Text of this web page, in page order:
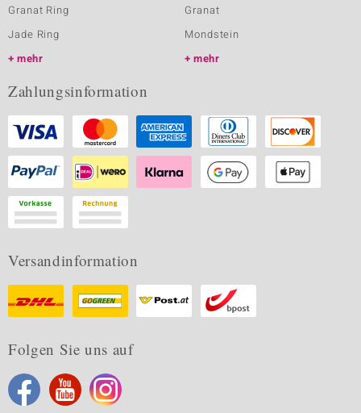
Granat Ring
Jade Ring
mehr
Granat
Mondstein
mehr
Zahlungsinformation
Versandinformation
Folgen Sie uns auf